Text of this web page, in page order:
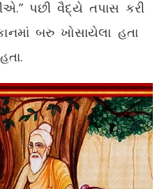
પછી વૈદ્યે તપાસ કરી
બરુ ખોસાયેલા હતા